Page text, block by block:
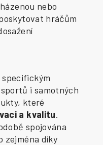
nebo
hráčům
specifickým
i samotných
které
a kvalitu.
spojována
zejména díky